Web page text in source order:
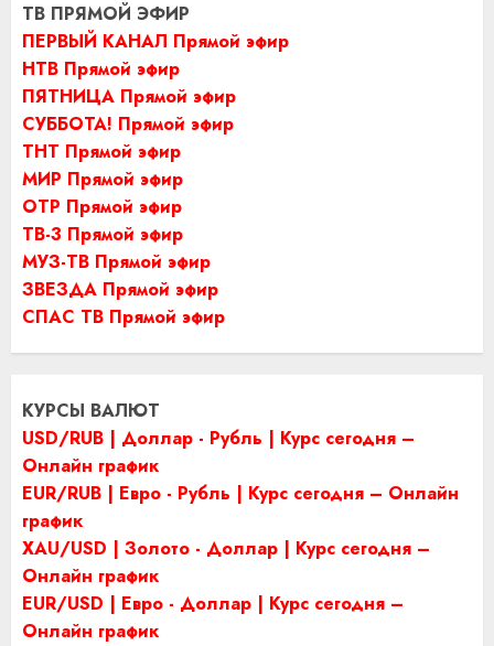
ТВ ПРЯМОЙ ЭФИР
ПЕРВЫЙ КАНАЛ Прямой эфир
НТВ Прямой эфир
ПЯТНИЦА Прямой эфир
СУББОТА! Прямой эфир
ТНТ Прямой эфир
МИР Прямой эфир
ОТР Прямой эфир
ТВ-3 Прямой эфир
МУЗ-ТВ Прямой эфир
ЗВЕЗДА Прямой эфир
СПАС ТВ Прямой эфир
КУРСЫ ВАЛЮТ
USD/RUB | Доллар - Рубль | Курс сегодня –
Онлайн график
EUR/RUB | Евро - Рубль | Курс сегодня – Онлайн
график
XAU/USD | Золото - Доллар | Курс сегодня –
Онлайн график
EUR/USD | Евро - Доллар | Курс сегодня –
Онлайн график